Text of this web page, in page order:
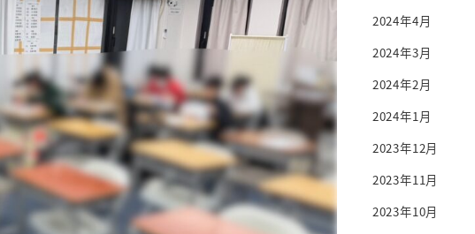
2024年4月
2024年3月
2024年2月
2024年1月
2023年12月
2023年11月
2023年10月